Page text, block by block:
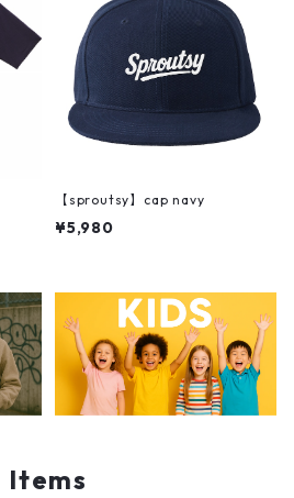
【sproutsy】cap navy
¥5,980
Items